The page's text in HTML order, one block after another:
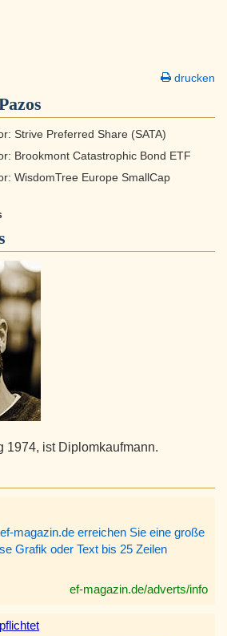
drucken
Strive Preferred Share (SATA)
Brookmont Catastrophic Bond ETF
WisdomTree Europe SmallCap
1974, ist Diplomkaufmann.
magazin.de erreichen Sie eine große
Grafik oder Text bis 25 Zeilen
ef-magazin.de/adverts/info